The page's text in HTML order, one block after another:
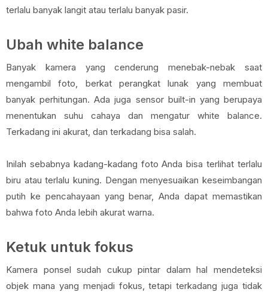
terlalu banyak langit atau terlalu banyak pasir.
Ubah white balance
Banyak kamera yang cenderung menebak-nebak saat
mengambil foto, berkat perangkat lunak yang membuat
banyak perhitungan. Ada juga sensor built-in yang berupaya
menentukan suhu cahaya dan mengatur white balance.
Terkadang ini akurat, dan terkadang bisa salah.
Inilah sebabnya kadang-kadang foto Anda bisa terlihat terlalu
biru atau terlalu kuning. Dengan menyesuaikan keseimbangan
putih ke pencahayaan yang benar, Anda dapat memastikan
bahwa foto Anda lebih akurat warna.
Ketuk untuk fokus
Kamera ponsel sudah cukup pintar dalam hal mendeteksi
objek mana yang menjadi fokus, tetapi terkadang juga tidak